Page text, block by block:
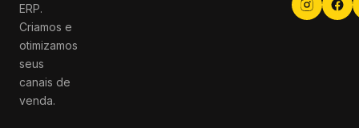
ERP.
Criamos e
otimizamos
seus
canais de
venda.